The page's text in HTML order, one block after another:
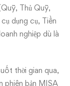
Thủ Quỹ,
dụng cụ, Tiền
nghiệp dù là
thời gian qua,
phiên bản MISA